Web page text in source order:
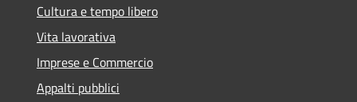
Cultura e tempo libero
Vita lavorativa
Imprese e Commercio
Appalti pubblici